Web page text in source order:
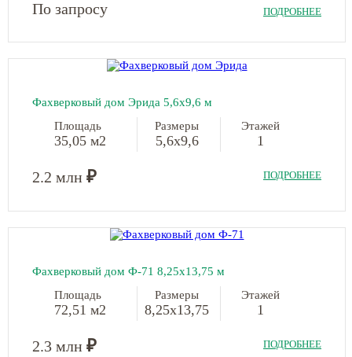
По запросу ПОДРОБНЕЕ
Фахверковый дом Эрида 5,6х9,6 м
Площадь
35,05 м2
Размеры
5,6х9,6
Этажей
1
2.2 млн ₽ ПОДРОБНЕЕ
Фахверковый дом Ф-71 8,25х13,75 м
Площадь
72,51 м2
Размеры
8,25х13,75
Этажей
1
2.3 млн ₽ ПОДРОБНЕЕ